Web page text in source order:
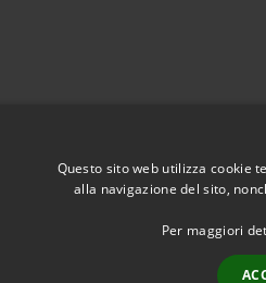
Questo sito web utilizza cookie
alla navigazione del sito,
Per maggiori